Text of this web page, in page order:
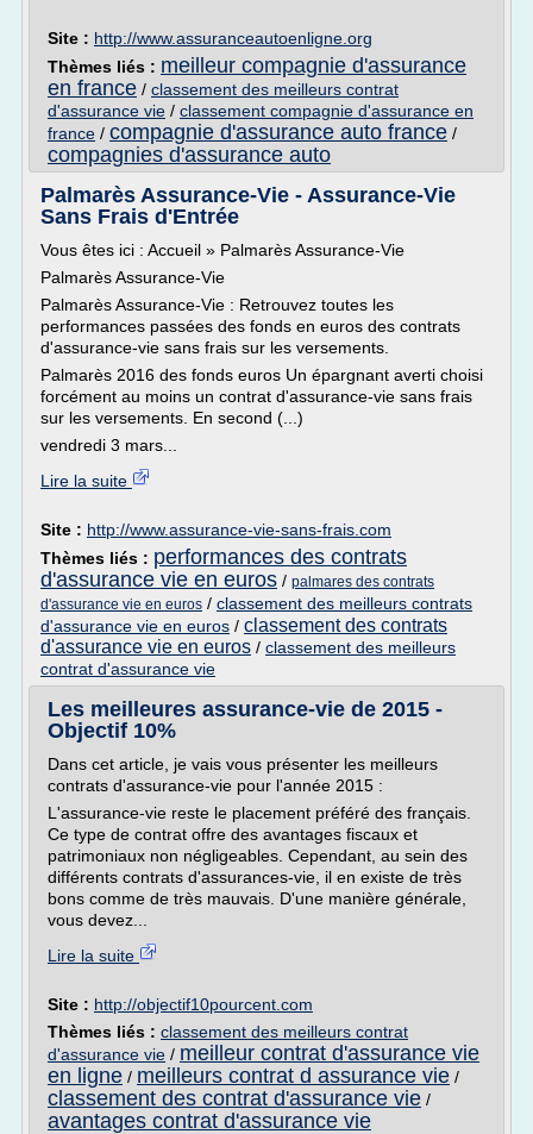
Site : http://www.assuranceautoenligne.org
Thèmes liés : meilleur compagnie d'assurance
en france / classement des meilleurs contrat
d'assurance vie / classement compagnie d'assurance en
france / compagnie d'assurance auto france /
compagnies d'assurance auto
Palmarès Assurance-Vie - Assurance-Vie
Sans Frais d'Entrée
Vous êtes ici : Accueil » Palmarès Assurance-Vie
Palmarès Assurance-Vie
Palmarès Assurance-Vie : Retrouvez toutes les
performances passées des fonds en euros des contrats
d'assurance-vie sans frais sur les versements.
Palmarès 2016 des fonds euros Un épargnant averti choisi
forcément au moins un contrat d'assurance-vie sans frais
sur les versements. En second (...)
vendredi 3 mars...
Lire la suite
Site : http://www.assurance-vie-sans-frais.com
Thèmes liés : performances des contrats
d'assurance vie en euros / palmares des contrats
d'assurance vie en euros / classement des meilleurs contrats
d'assurance vie en euros / classement des contrats
d'assurance vie en euros / classement des meilleurs
contrat d'assurance vie
Les meilleures assurance-vie de 2015 -
Objectif 10%
Dans cet article, je vais vous présenter les meilleurs
contrats d'assurance-vie pour l'année 2015 :
L'assurance-vie reste le placement préféré des français.
Ce type de contrat offre des avantages fiscaux et
patrimoniaux non négligeables. Cependant, au sein des
différents contrats d'assurances-vie, il en existe de très
bons comme de très mauvais. D'une manière générale,
vous devez...
Lire la suite
Site : http://objectif10pourcent.com
Thèmes liés : classement des meilleurs contrat
d'assurance vie / meilleur contrat d'assurance vie
en ligne / meilleurs contrat d assurance vie /
classement des contrat d'assurance vie /
avantages contrat d'assurance vie